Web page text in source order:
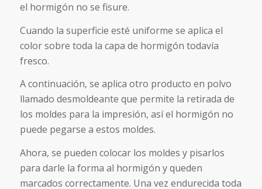
el hormigón no se fisure.
Cuando la superficie esté uniforme se aplica el
color sobre toda la capa de hormigón todavía
fresco.
A continuación, se aplica otro producto en polvo
llamado desmoldeante que permite la retirada de
los moldes para la impresión, así el hormigón no
puede pegarse a estos moldes.
Ahora, se pueden colocar los moldes y pisarlos
para darle la forma al hormigón y queden
marcados correctamente. Una vez endurecida toda